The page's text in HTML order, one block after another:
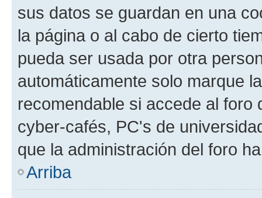
sus datos se guardan en una
la página o al cabo de cierto
pueda ser usada por otra
automáticamente solo marque
recomendable si accede al foro
cyber-cafés, PC's de
que la administración del foro
Arriba